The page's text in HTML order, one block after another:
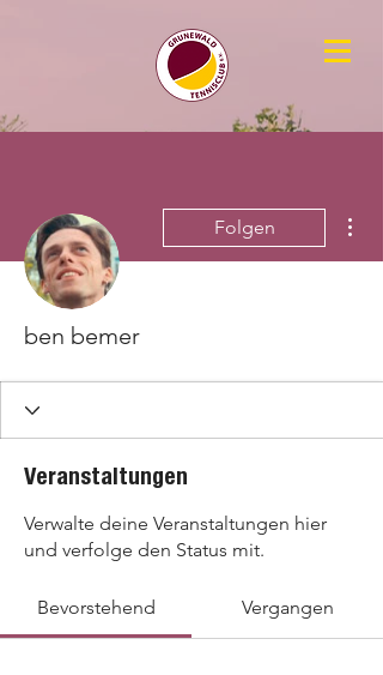
Folgen
ben bemer
Veranstaltungen
Verwalte deine Veranstaltungen hier
und verfolge den Status mit.
Bevorstehend Vergangen